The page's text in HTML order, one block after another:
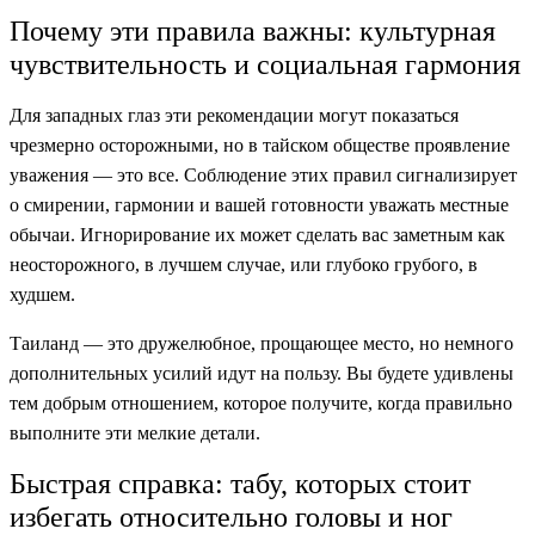
Почему эти правила важны: культурная
чувствительность и социальная гармония
Для западных глаз эти рекомендации могут показаться
чрезмерно осторожными, но в тайском обществе проявление
уважения — это все. Соблюдение этих правил сигнализирует
о смирении, гармонии и вашей готовности уважать местные
обычаи. Игнорирование их может сделать вас заметным как
неосторожного, в лучшем случае, или глубоко грубого, в
худшем.
Таиланд — это дружелюбное, прощающее место, но немного
дополнительных усилий идут на пользу. Вы будете удивлены
тем добрым отношением, которое получите, когда правильно
выполните эти мелкие детали.
Быстрая справка: табу, которых стоит
избегать относительно головы и ног